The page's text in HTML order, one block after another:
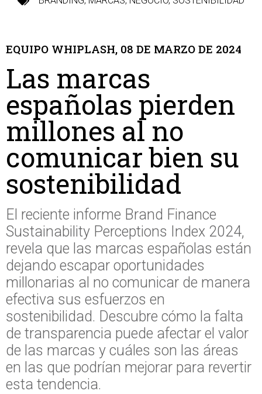
EQUIPO WHIPLASH, 08 DE MARZO DE 2024
Las marcas
españolas pierden
millones al no
comunicar bien su
sostenibilidad
El reciente informe Brand Finance
Sustainability Perceptions Index 2024,
revela que las marcas españolas están
dejando escapar oportunidades
millonarias al no comunicar de manera
efectiva sus esfuerzos en
sostenibilidad. Descubre cómo la falta
de transparencia puede afectar el valor
de las marcas y cuáles son las áreas
en las que podrían mejorar para revertir
esta tendencia.